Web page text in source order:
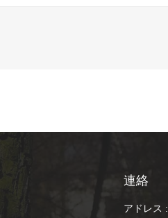
連絡
アドレス :